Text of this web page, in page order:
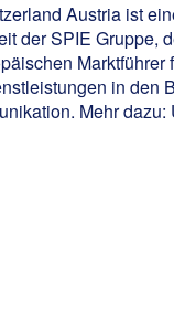
Austria ist
der SPIE Gruppe,
Marktführer
in den
Mehr dazu: